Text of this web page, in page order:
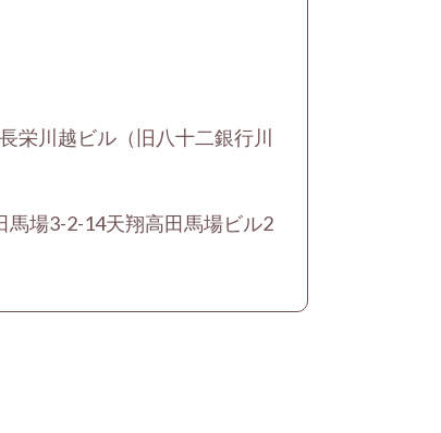
栄川越ビル（旧八十二銀行川
場3-2-14天翔高田馬場ビル2